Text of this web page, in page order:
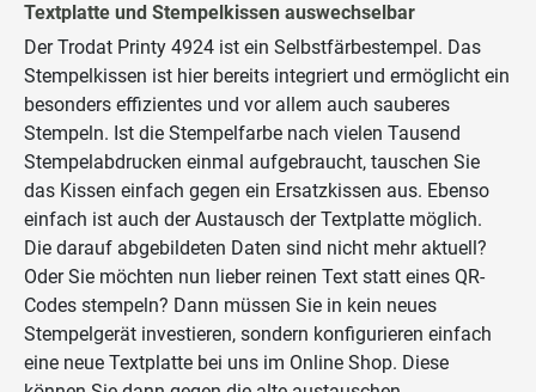
Textplatte und Stempelkissen auswechselbar
Der Trodat Printy 4924 ist ein Selbstfärbestempel. Das
Stempelkissen ist hier bereits integriert und ermöglicht ein
besonders effizientes und vor allem auch sauberes
Stempeln. Ist die Stempelfarbe nach vielen Tausend
Stempelabdrucken einmal aufgebraucht, tauschen Sie
das Kissen einfach gegen ein Ersatzkissen aus. Ebenso
einfach ist auch der Austausch der Textplatte möglich.
Die darauf abgebildeten Daten sind nicht mehr aktuell?
Oder Sie möchten nun lieber reinen Text statt eines QR-
Codes stempeln? Dann müssen Sie in kein neues
Stempelgerät investieren, sondern konfigurieren einfach
eine neue Textplatte bei uns im Online Shop. Diese